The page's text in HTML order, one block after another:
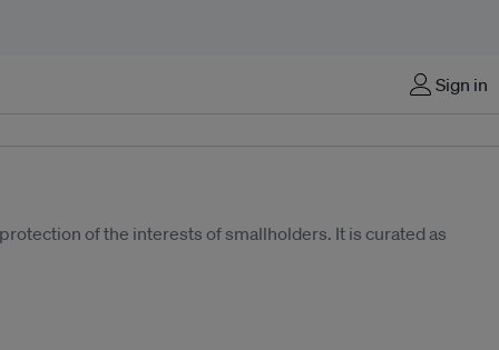
Sign in
of the interests of smallholders. It is curated as